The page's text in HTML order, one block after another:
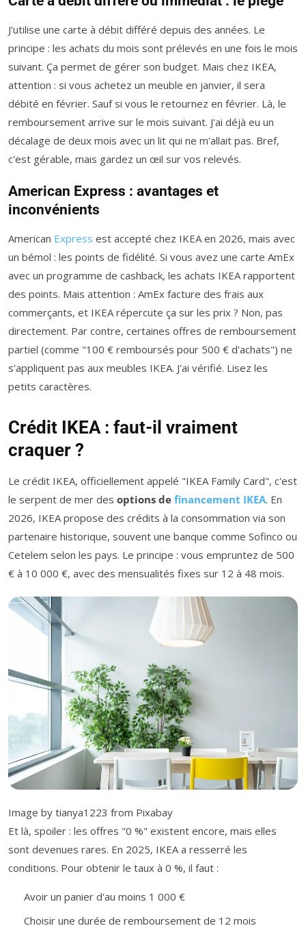
J'utilise une carte à débit différé depuis des années. Le
principe : les achats du mois sont prélevés en une fois le mois
suivant. Ça permet de gérer son budget. Mais chez IKEA,
attention : si vous achetez un meuble en janvier, il sera
débité en février. Sauf si vous le retournez en février. Là, le
remboursement arrive sur le mois suivant. J'ai déjà eu un
décalage de deux mois avec un lit qui ne m'allait pas. Bref,
c'est gérable, mais gardez un œil sur vos relevés.
American Express : avantages et
inconvénients
American Express est accepté chez IKEA en 2026, mais avec
un bémol : les points de fidélité. Si vous avez une carte AmEx
avec un programme de cashback, les achats IKEA rapportent
des points. Mais attention : AmEx facture des frais aux
commerçants, et IKEA répercute ça sur les prix ? Non, pas
directement. Par contre, certaines offres de remboursement
partiel (comme "100 € remboursés pour 500 € d'achats") ne
s'appliquent pas aux meubles IKEA. J'ai vérifié. Lisez les
petits caractères.
Crédit IKEA : faut-il vraiment
craquer ?
Le crédit IKEA, officiellement appelé "IKEA Family Card", c'est
le serpent de mer des options de financement IKEA. En
2026, IKEA propose des crédits à la consommation via son
partenaire historique, souvent une banque comme Sofinco ou
Cetelem selon les pays. Le principe : vous empruntez de 500
€ à 10 000 €, avec des mensualités fixes sur 12 à 48 mois.
Image by tianya1223 from Pixabay
Et là, spoiler : les offres "0 %" existent encore, mais elles
sont devenues rares. En 2025, IKEA a resserré les
conditions. Pour obtenir le taux à 0 %, il faut :
Avoir un panier d'au moins 1 000 €
Choisir une durée de remboursement de 12 mois